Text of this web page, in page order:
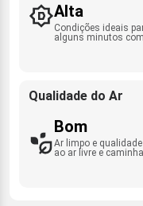
Alta
Condições ideais
alguns minutos
Qualidade do Ar
Bom
Ar limpo e
ao ar livre e